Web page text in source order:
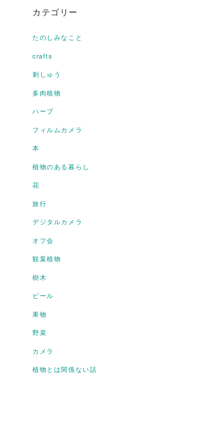
カテゴリー
たのしみなこと
crafts
刺しゅう
多肉植物
ハーブ
フィルムカメラ
本
植物のある暮らし
花
旅行
デジタルカメラ
オフ会
観葉植物
樹木
ビール
果物
野菜
カメラ
植物とは関係ない話